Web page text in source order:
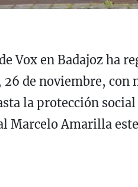
Vox en Badajoz ha
de noviembre, con
la protección social
Marcelo Amarilla